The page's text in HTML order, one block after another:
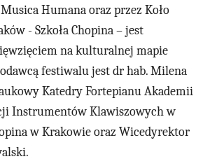
Humana oraz przez Koło
- Szkoła Chopina– jest
na kulturalnej mapie
festiwalu jest dr hab. Milena
Katedry Fortepianu Akademii
Instrumentów Klawiszowych w
w Krakowie oraz Wicedyrektor